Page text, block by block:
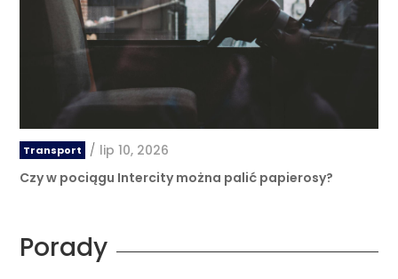
Transport / lip 10, 2026
Czy w pociągu Intercity można palić papierosy?
Porady